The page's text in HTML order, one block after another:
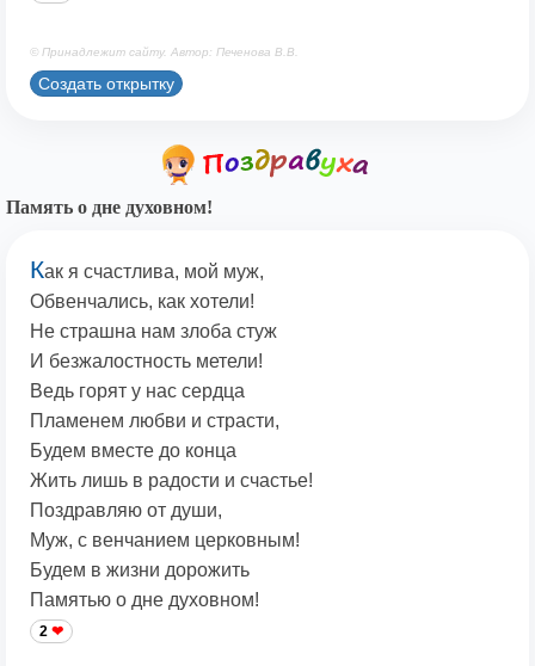
© Принадлежит сайту. Автор: Печенова В.В.
Создать открытку
Память о дне духовном!
Как я счастлива, мой муж,
Обвенчались, как хотели!
Не страшна нам злоба стуж
И безжалостность метели!
Ведь горят у нас сердца
Пламенем любви и страсти,
Будем вместе до конца
Жить лишь в радости и счастье!
Поздравляю от души,
Муж, с венчанием церковным!
Будем в жизни дорожить
Памятью о дне духовном!
2